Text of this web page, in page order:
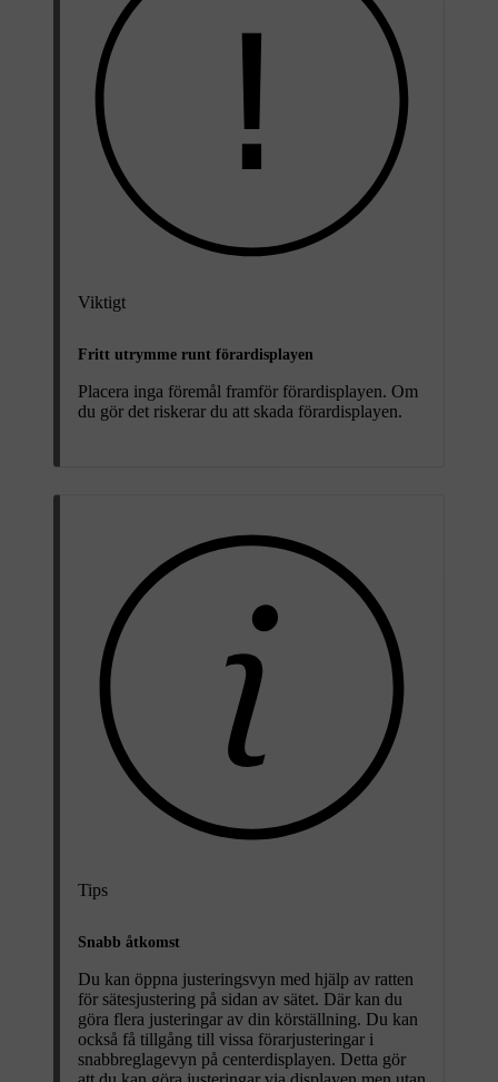
Viktigt
Fritt utrymme runt förardisplayen
Placera inga föremål framför förardisplayen. Om
du gör det riskerar du att skada förardisplayen.
Tips
Snabb åtkomst
Du kan öppna justeringsvyn med hjälp av ratten
för sätesjustering på sidan av sätet. Där kan du
göra flera justeringar av din körställning. Du kan
också få tillgång till vissa förarjusteringar i
snabbreglagevyn på centerdisplayen. Detta gör